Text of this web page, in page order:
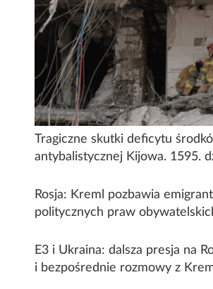
Tragiczne skutki deficytu
antybalistycznej Kijowa. 1595.
Rosja: Kreml pozbawia
politycznych praw
E3 i Ukraina: dalsza presja na
i bezpośrednie rozmowy z